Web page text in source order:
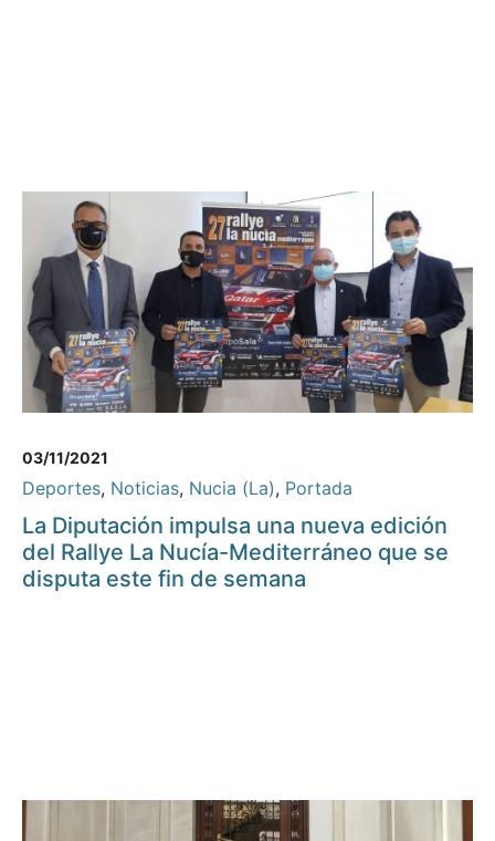
03/11/2021
Deportes, Noticias, Nucia (La), Portada
La Diputación impulsa una nueva edición
del Rallye La Nucía-Mediterráneo que se
disputa este fin de semana